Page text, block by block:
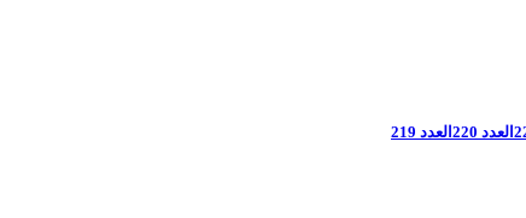
العدد 220 العدد 219